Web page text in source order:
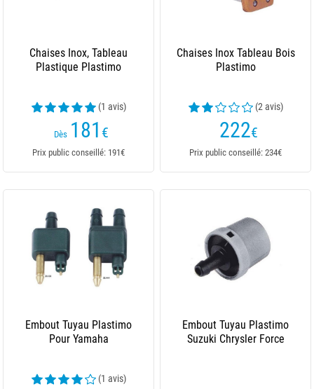
Chaises Inox, Tableau
Plastique Plastimo
(1 avis)
Dès 181 €
Prix public conseillé: 191€
Chaises Inox Tableau Bois
Plastimo
(2 avis)
222€
Prix public conseillé: 234€
Embout Tuyau Plastimo
Pour Yamaha
(1 avis)
Embout Tuyau Plastimo
Suzuki Chrysler Force